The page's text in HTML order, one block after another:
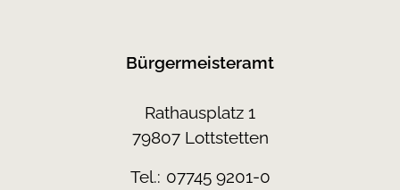
Bürgermeisteramt
Rathausplatz 1
79807 Lottstetten
Tel.: 07745 9201-0